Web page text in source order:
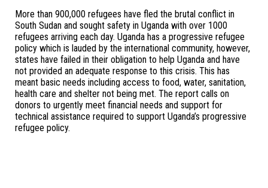
More than 900,000 refugees have fled the brutal conflict in
South Sudan and sought safety in Uganda with over 1000
refugees arriving each day. Uganda has a progressive refugee
policy which is lauded by the international community, however,
states have failed in their obligation to help Uganda and have
not provided an adequate response to this crisis. This has
meant basic needs including access to food, water, sanitation,
health care and shelter not being met. The report calls on
donors to urgently meet financial needs and support for
technical assistance required to support Uganda’s progressive
refugee policy.